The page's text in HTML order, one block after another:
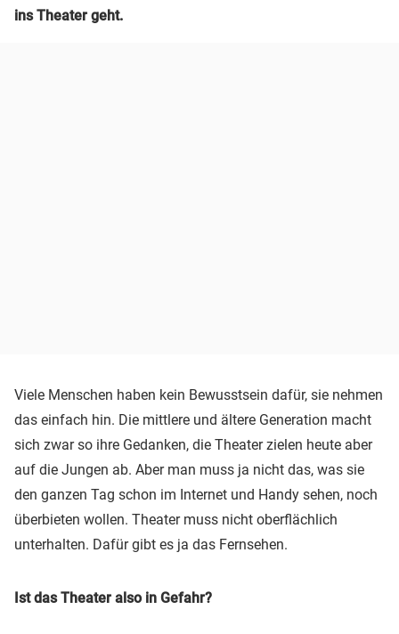
ins Theater geht.
Viele Menschen haben kein Bewusstsein dafür, sie nehmen
das einfach hin. Die mittlere und ältere Generation macht
sich zwar so ihre Gedanken, die Theater zielen heute aber
auf die Jungen ab. Aber man muss ja nicht das, was sie
den ganzen Tag schon im Internet und Handy sehen, noch
überbieten wollen. Theater muss nicht oberflächlich
unterhalten. Dafür gibt es ja das Fernsehen.
Ist das Theater also in Gefahr?